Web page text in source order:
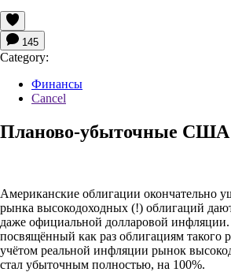
145
Category:
Финансы
Cancel
Планово-убыточные США
Американские облигации окончательно
рынка высокодоходных (!) облигаций
даже официальной долларовой
посвящённый как раз облигациям такого
учётом реальной инфляции рынок
стал убыточным полностью, на 100%.